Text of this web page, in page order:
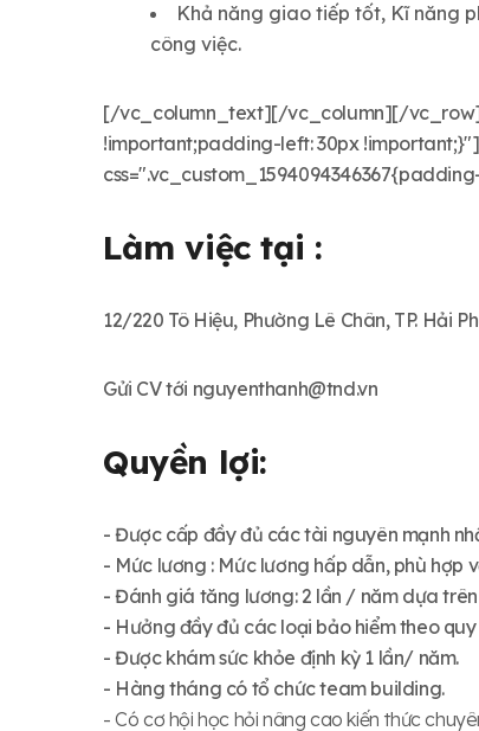
Khả năng giao tiếp tốt, Kĩ năng
công việc.
[/vc_column_text][/vc_column][/
!important;padding-left: 30px
Làm việc tại :
12/220 Tô Hiệu, Phường Lê Chân, TP. Hải
Gửi CV tới nguyenthanh@tnd.vn
Quyền lợi:
- Được cấp đầy đủ các tài nguyên mạnh
- Mức lương : Mức lương hấp dẫn, phù hợp
- Đánh giá tăng lương: 2 lần / năm dựa
- Hưởng đầy đủ các loại bảo hiểm theo
- Được khám sức khỏe định kỳ 1 lần/ năm.
- Hàng tháng có tổ chức team building.
- Có cơ hội học hỏi nâng cao kiến thức